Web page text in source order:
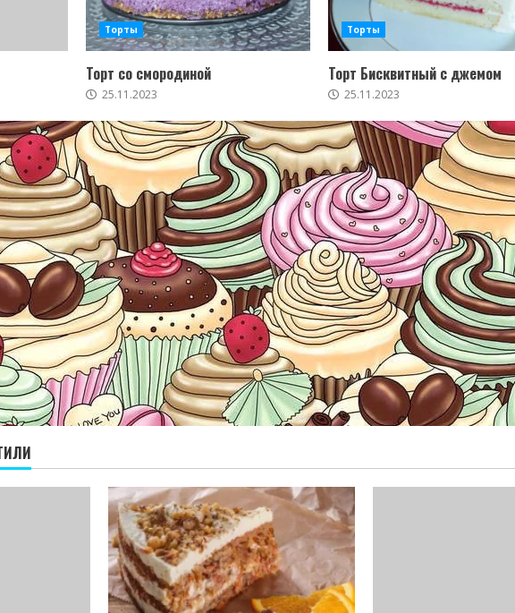
Торты
Торт со смородиной
25.11.2023
Торты
Торт Бисквитный с джемом
25.11.2023